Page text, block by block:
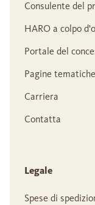
Consulente del
HARO a colpo
Portale del
Pagine tematiche
Carriera
Contatta
Legale
Spese di